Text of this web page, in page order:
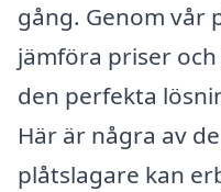
gång. Genom vår
jämföra priser
den perfekta
Här är några av
plåtslagare kan